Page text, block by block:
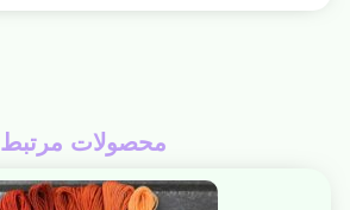
محصولات مرتبط